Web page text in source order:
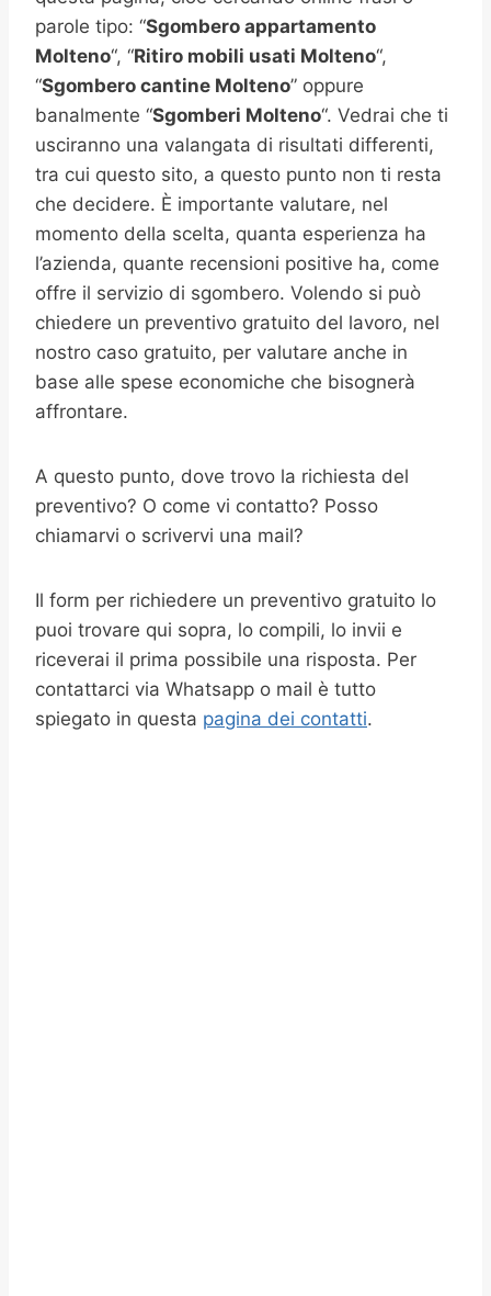
parole tipo: “Sgombero appartamento
Molteno“, “Ritiro mobili usati Molteno“,
“Sgombero cantine Molteno” oppure
banalmente “Sgomberi Molteno“. Vedrai che ti
usciranno una valangata di risultati differenti,
tra cui questo sito, a questo punto non ti resta
che decidere. È importante valutare, nel
momento della scelta, quanta esperienza ha
l’azienda, quante recensioni positive ha, come
offre il servizio di sgombero. Volendo si può
chiedere un preventivo gratuito del lavoro, nel
nostro caso gratuito, per valutare anche in
base alle spese economiche che bisognerà
affrontare.
A questo punto, dove trovo la richiesta del
preventivo? O come vi contatto? Posso
chiamarvi o scrivervi una mail?
Il form per richiedere un preventivo gratuito lo
puoi trovare qui sopra, lo compili, lo invii e
riceverai il prima possibile una risposta. Per
contattarci via Whatsapp o mail è tutto
spiegato in questa pagina dei contatti.